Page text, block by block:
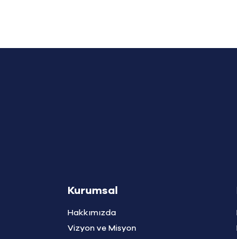
Kurumsal
Hakkımızda
Vizyon ve Misyon